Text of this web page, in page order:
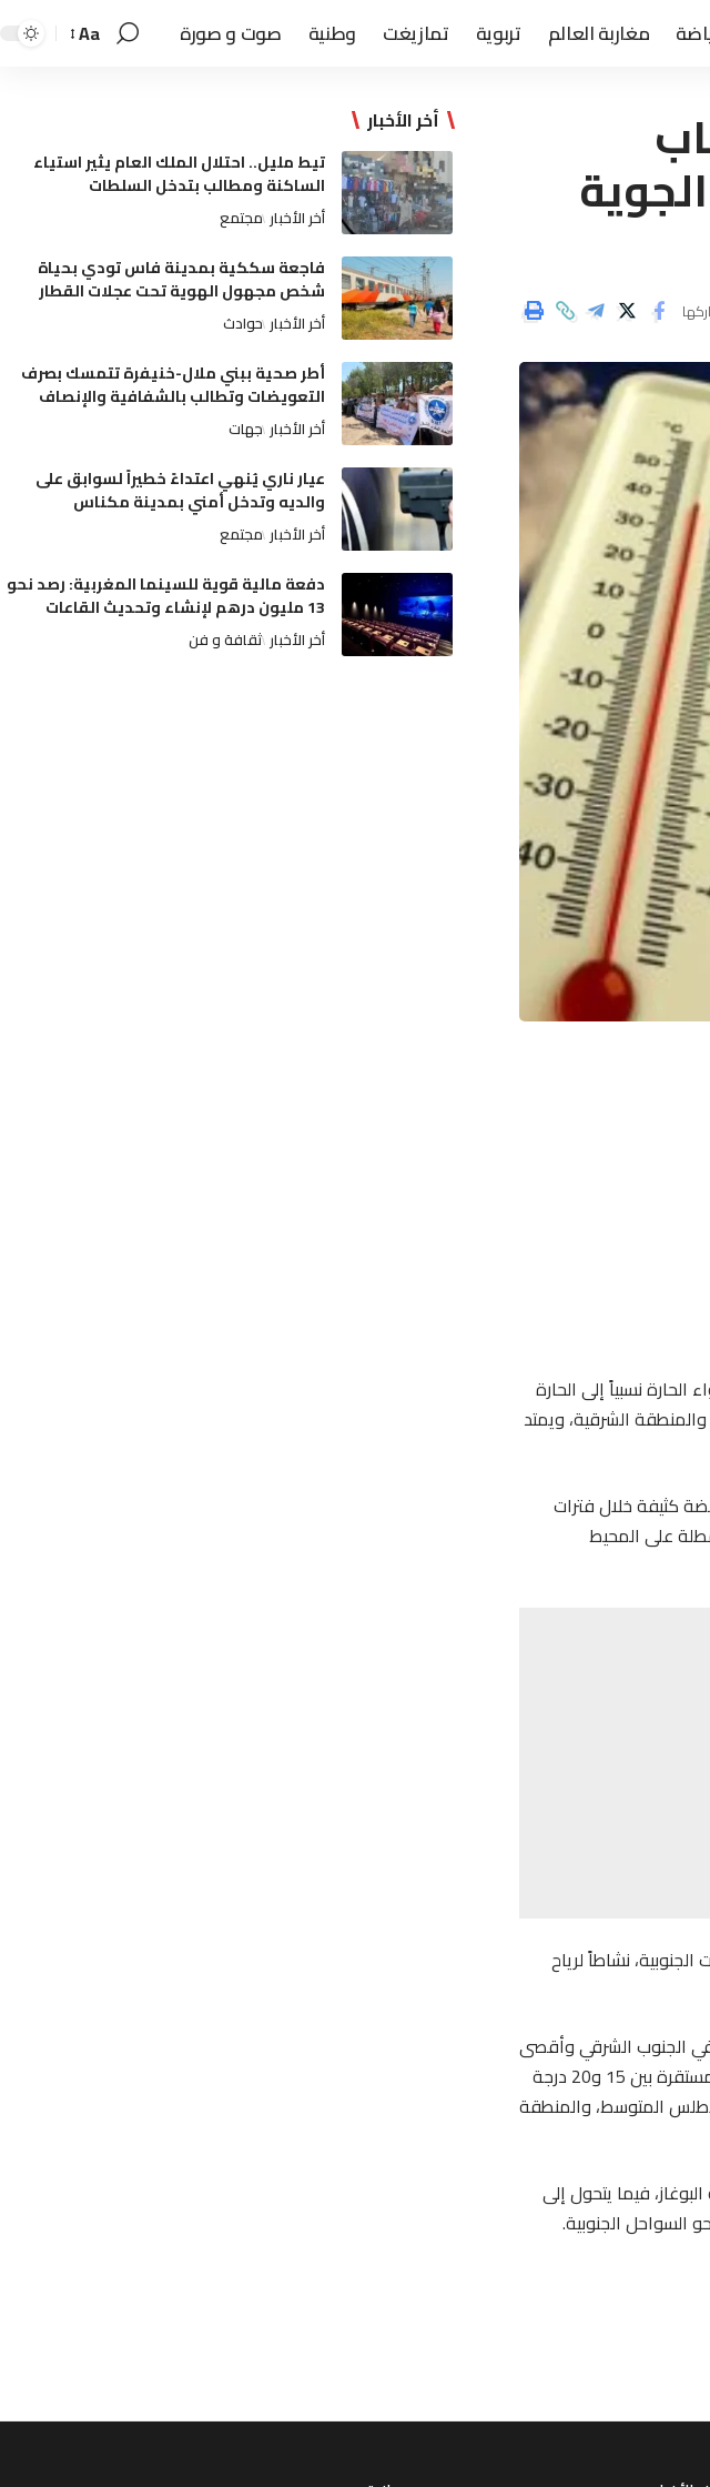
مغاربة العالم تربوية تمازيغت وطنية صوت و صورة Aa
نسبياً إلى الحارة
الشرقية، ويمتد
كثيفة خلال فترات
على المحيط
نشاطاً لرياح
درجة مئوية كأعلى معدلاتها في الجنوب الشرقي وأقصى
جنوب المملكة، في حين تنخفض لتلامس حدود 6 إلى 12 درجة مئوية في المرتفعات الجبلية، لتبقى مستقرة بين 15 و20 درجة
المتوسط، والمنطقة
فيما يتحول إلى
السواحل الجنوبية.
أخر الأخبار
تيط مليل.. احتلال الملك العام يثير استياء
الساكنة ومطالب بتدخل السلطات
أخر الأخبار مجتمع
فاجعة سككية بمدينة فاس تودي بحياة
شخص مجهول الهوية تحت عجلات القطار
أخر الأخبار حوادث
أطر صحية ببني ملال-خنيفرة تتمسك بصرف
التعويضات وتطالب بالشفافية والإنصاف
أخر الأخبار جهات
عيار ناري يُنهي اعتداءً خطيراً لسوابق على
والديه وتدخل أمني بمدينة مكناس
أخر الأخبار مجتمع
دفعة مالية قوية للسينما المغربية: رصد نحو
13 مليون درهم لإنشاء وتحديث القاعات
أخر الأخبار ثقافة و فن